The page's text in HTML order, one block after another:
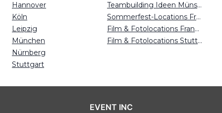
Hannover
Köln
Leipzig
München
Nürnberg
Stuttgart
Teambuilding Ideen Münster
Sommerfest-Locations Freiburg
Film & Fotolocations Frankfurt
Film & Fotolocations Stuttgart
EVENT INC